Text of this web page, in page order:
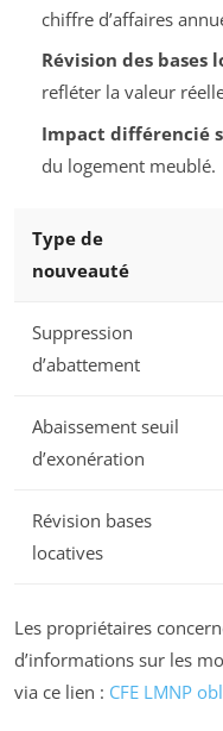
chiffre d’affaires
Révision des bases
refléter la valeur
Impact différencié
du logement meublé.
Type de
nouveauté
Suppression
d’abattement
Abaissement seuil
d’exonération
Révision bases
locatives
Les propriétaires
d’informations sur les
via ce lien : CFE LMNP